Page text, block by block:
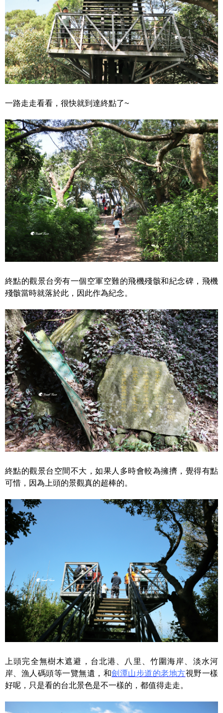
一路走走看看，很快就到達終點了~
終點的觀景台旁有一個空軍空難的飛機殘骸和紀念碑，飛機
殘骸當時就落於此，因此作為紀念。
終點的觀景台空間不大，如果人多時會較為擁擠，覺得有點
可惜，因為上頭的景觀真的超棒的。
上頭完全無樹木遮避，台北港、八里、竹圍海岸、淡水河
岸、漁人碼頭等一覽無遺，和劍潭山步道的老地方視野一樣
好呢，只是看的台北景色是不一樣的，都值得走走。